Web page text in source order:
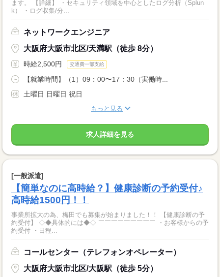
ます。 【詳細】 ・セキュリティ領域を中心としたログ分析（Splun
k） ・ログ収集/分...
ネットワークエンジニア
大阪府大阪市北区/天満駅（徒歩 8分）
時給2,500円 交通費一部支給
【就業時間】（1）09：00〜17：30（実働時...
土曜日 日曜日 祝日
もっと見る
求人詳細を見る
[一般派遣]
【簡単なのに高時給？】健康診断の予約受付♪
高時給1500円！！
事業所拡大の為、梅田でも募集が始まりました！！ 【健康診断の予
約受付】 ◇◆具体的には◆◇ ￣￣￣￣￣￣￣￣￣ ・お客様からの予
約受付 ・日程...
コールセンター（テレフォンオペレーター）
大阪府大阪市北区/大阪駅（徒歩 5分）